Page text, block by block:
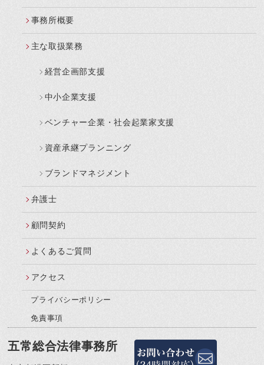
事務所概要
主な取扱業務
経営企画部支援
中小企業支援
ベンチャー企業・社会起業家支援
資産承継プランニング
ブランドマネジメント
弁護士
顧問契約
よくあるご質問
アクセス
プライバシーポリシー
免責事項
五常総合法律事務所